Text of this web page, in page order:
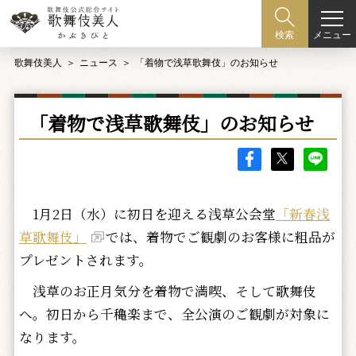
検索 メニュー
歌舞伎美人 ニュース 「着物で浅草歌舞伎」のお知らせ
「着物で浅草歌舞伎」のお知らせ
1月2日（水）に初日を迎える浅草公会堂 「新春浅
草歌舞伎」
では、着物でご観劇のお客様に粗品が
プレゼントされます。
浅草のお正月気分を着物で満喫、そして歌舞伎
へ。初日から千穐楽まで、全公演のご観劇が対象に
なります。